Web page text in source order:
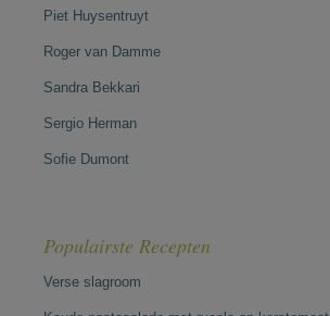
Piet Huysentruyt
Roger van Damme
Sandra Bekkari
Sergio Herman
Sofie Dumont
Populairste Recepten
Verse slagroom